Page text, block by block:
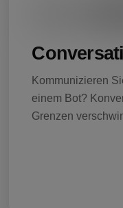
Kommunizieren
einem Bot?
Grenzen